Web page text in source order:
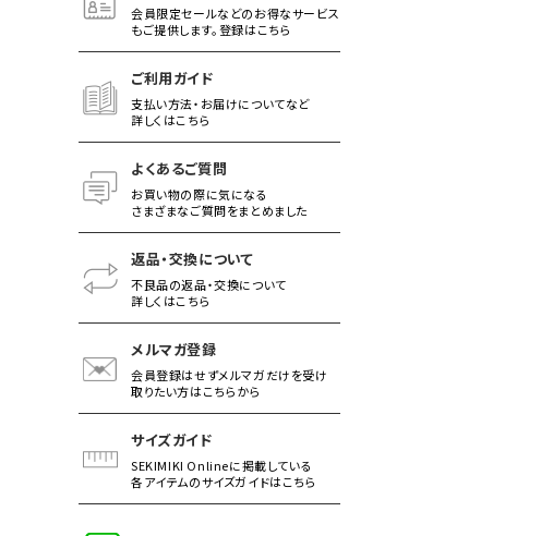
会員限定セールなどのお得なサービス
もご提供します。登録はこちら
ご利用ガイド
支払い方法・お届けについてなど
詳しくはこちら
よくあるご質問
お買い物の際に気になる
さまざまなご質問をまとめました
返品・交換について
不良品の返品・交換について
詳しくはこちら
メルマガ登録
会員登録はせずメルマガだけを受け
取りたい方はこちらから
サイズガイド
SEKIMIKI Onlineに掲載している
各アイテムのサイズガイドはこちら